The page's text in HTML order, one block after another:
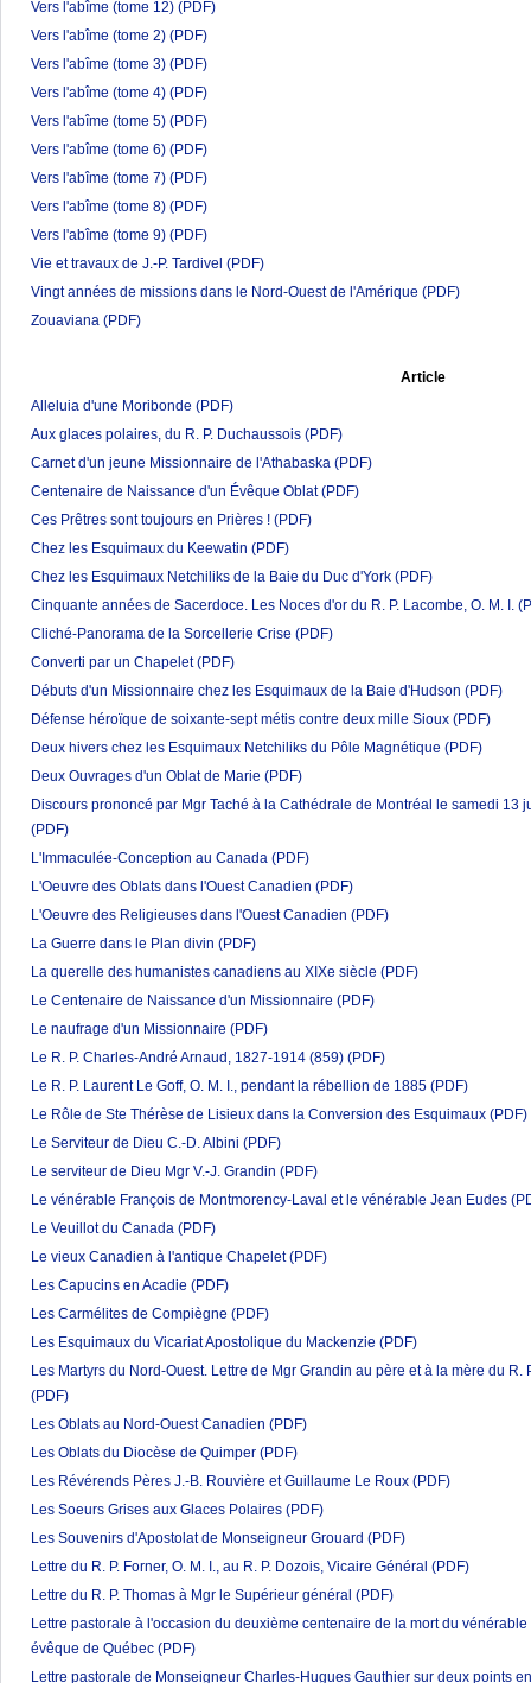
Vers l'abîme (tome 12) (PDF)
Vers l'abîme (tome 2) (PDF)
Vers l'abîme (tome 3) (PDF)
Vers l'abîme (tome 4) (PDF)
Vers l'abîme (tome 5) (PDF)
Vers l'abîme (tome 6) (PDF)
Vers l'abîme (tome 7) (PDF)
Vers l'abîme (tome 8) (PDF)
Vers l'abîme (tome 9) (PDF)
Vie et travaux de J.-P. Tardivel (PDF)
Vingt années de missions dans le Nord-Ouest de l'Amérique (PDF)
Zouaviana (PDF)
Article
Alleluia d'une Moribonde (PDF)
Aux glaces polaires, du R. P. Duchaussois (PDF)
Carnet d'un jeune Missionnaire de l'Athabaska (PDF)
Centenaire de Naissance d'un Évêque Oblat (PDF)
Ces Prêtres sont toujours en Prières ! (PDF)
Chez les Esquimaux du Keewatin (PDF)
Chez les Esquimaux Netchiliks de la Baie du Duc d'York (PDF)
Cinquante années de Sacerdoce. Les Noces d'or du R. P. Lacombe, O. M. I.
Cliché-Panorama de la Sorcellerie Crise (PDF)
Converti par un Chapelet (PDF)
Débuts d'un Missionnaire chez les Esquimaux de la Baie d'Hudson (PDF)
Défense héroïque de soixante-sept métis contre deux mille Sioux (PDF)
Deux hivers chez les Esquimaux Netchiliks du Pôle Magnétique (PDF)
Deux Ouvrages d'un Oblat de Marie (PDF)
Discours prononcé par Mgr Taché à la Cathédrale de Montréal le samedi 13
(PDF)
L'Immaculée-Conception au Canada (PDF)
L'Oeuvre des Oblats dans l'Ouest Canadien (PDF)
L'Oeuvre des Religieuses dans l'Ouest Canadien (PDF)
La Guerre dans le Plan divin (PDF)
La querelle des humanistes canadiens au XIXe siècle (PDF)
Le Centenaire de Naissance d'un Missionnaire (PDF)
Le naufrage d'un Missionnaire (PDF)
Le R. P. Charles-André Arnaud, 1827-1914 (859) (PDF)
Le R. P. Laurent Le Goff, O. M. I., pendant la rébellion de 1885 (PDF)
Le Rôle de Ste Thérèse de Lisieux dans la Conversion des Esquimaux (PDF)
Le Serviteur de Dieu C.-D. Albini (PDF)
Le serviteur de Dieu Mgr V.-J. Grandin (PDF)
Le vénérable François de Montmorency-Laval et le vénérable Jean Eudes
Le Veuillot du Canada (PDF)
Le vieux Canadien à l'antique Chapelet (PDF)
Les Capucins en Acadie (PDF)
Les Carmélites de Compiègne (PDF)
Les Esquimaux du Vicariat Apostolique du Mackenzie (PDF)
Les Martyrs du Nord-Ouest. Lettre de Mgr Grandin au père et à la mère du R.
(PDF)
Les Oblats au Nord-Ouest Canadien (PDF)
Les Oblats du Diocèse de Quimper (PDF)
Les Révérends Pères J.-B. Rouvière et Guillaume Le Roux (PDF)
Les Soeurs Grises aux Glaces Polaires (PDF)
Les Souvenirs d'Apostolat de Monseigneur Grouard (PDF)
Lettre du R. P. Forner, O. M. I., au R. P. Dozois, Vicaire Général (PDF)
Lettre du R. P. Thomas à Mgr le Supérieur général (PDF)
Lettre pastorale à l'occasion du deuxième centenaire de la mort du
évêque de Québec (PDF)
Lettre pastorale de Monseigneur Charles-Hugues Gauthier sur deux points